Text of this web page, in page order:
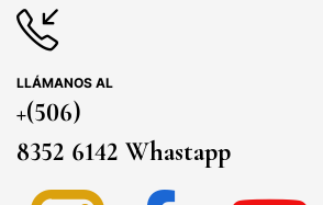
LLÁMANOS AL
+(506)
8352 6142 Whastapp